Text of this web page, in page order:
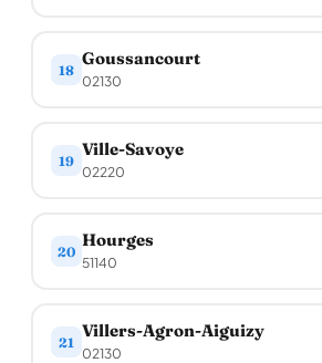
18
Goussancourt
02130
19
Ville-Savoye
02220
20
Hourges
51140
21
Villers-Agron-Aiguizy
02130